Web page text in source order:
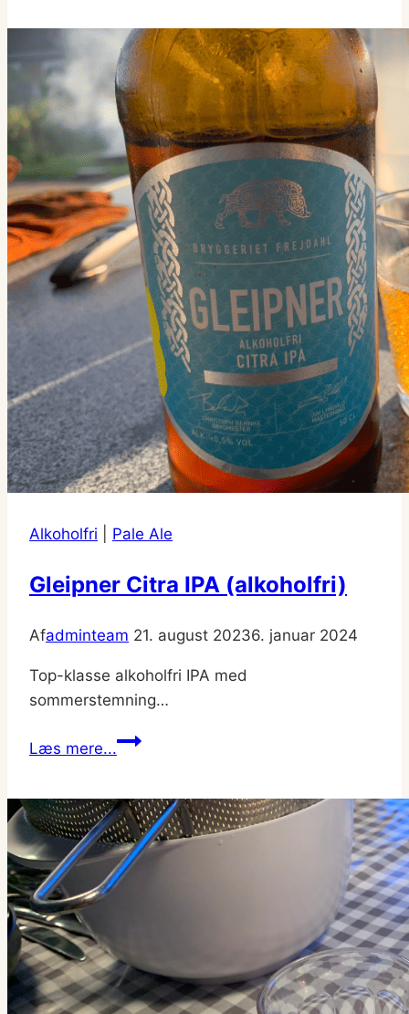
Alkoholfri Pale Ale
Gleipner Citra IPA (alkoholfri)
Afadminteam 21. august 20236. januar 2024
Top-klasse alkoholfri IPA med
sommerstemning…
Læs mere...Gleipner
(alkoholfri)